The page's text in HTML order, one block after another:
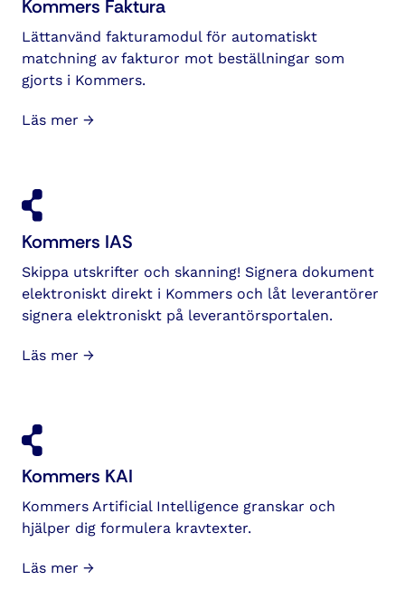
Kommers Faktura
Lättanvänd fakturamodul för automatiskt
matchning av fakturor mot beställningar som
gjorts i Kommers.
Läs mer →
Kommers IAS
Skippa utskrifter och skanning! Signera dokument
elektroniskt direkt i Kommers och låt leverantörer
signera elektroniskt på leverantörsportalen.
Läs mer →
Kommers KAI
Kommers Artificial Intelligence granskar och
hjälper dig formulera kravtexter.
Läs mer →